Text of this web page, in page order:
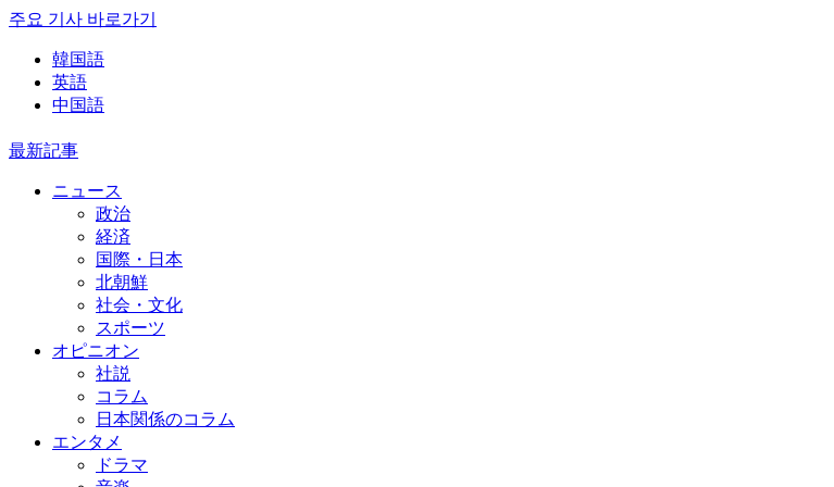
주요 기사 바로가기
韓国語
英語
中国語
最新記事
ニュース
政治
経済
国際・日本
北朝鮮
社会・文化
スポーツ
オピニオン
社説
コラム
日本関係のコラム
エンタメ
ドラマ